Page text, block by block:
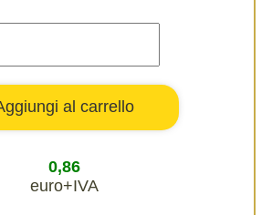
0,86
euro+IVA